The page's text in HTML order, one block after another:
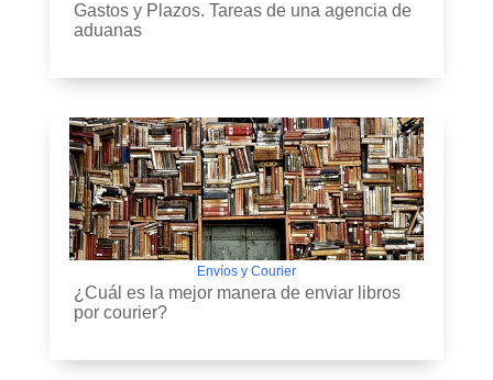
Gastos y Plazos. Tareas de una agencia de
aduanas
Envíos y Courier
¿Cuál es la mejor manera de enviar libros
por courier?